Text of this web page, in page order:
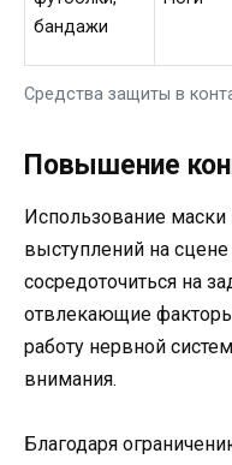
Средства защиты в
бандажи
Повышение
Использование
выступлений на
сосредоточиться на
отвлекающие
работу нервной
внимания.
Благодаря